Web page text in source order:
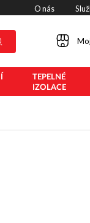
O nás
TEPELNÉ
IZOLACE